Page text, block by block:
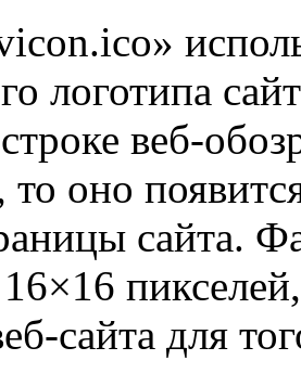
логотипа
веб-
оно
сайта.
сайта для